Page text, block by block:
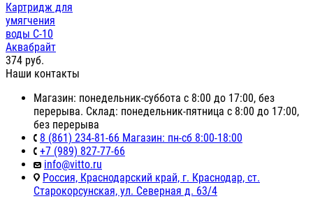
Картридж для
умягчения
воды С-10
Аквабрайт
374 руб.
Наши контакты
Магазин: понедельник-суббота с 8:00 до 17:00, без
перерыва. Склад: понедельник-пятница с 8:00 до 17:00,
без перерыва
8 (861) 234-81-66 Магазин: пн-сб 8:00-18:00
+7 (989) 827-77-66
info@vitto.ru
Россия, Краснодарский край, г. Краснодар, ст.
Старокорсунская, ул. Северная д. 63/4